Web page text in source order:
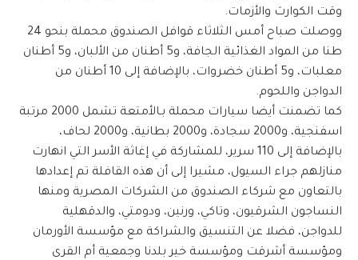
وقت الكوارث والأزمات.
ووصلت صباح أمس الثلاثاء قوافل الصندوق محملة بنحو 24
طنا من المواد الغذائية الجافة، و5 أطنان من الألبان، و5 أطنان
معلبات، و5 أطنان خضروات، بالإضافة إلى 10 أطنان من
الدواجن واللحوم.
كما تضمنت أيضا سيارات محملة بـالأمتعة تشمل 2000 مرتبة
اسفنجية، و2000 سجادة، و2000 بطانية، و2000 لحاف،
بالإضافة إلى 110 سرير، للمشاركة في إغاثة الأسر التي انهارت
منازلهم جراء السيول، مشيرا إلى أن هذه القافلة تم إعدادها
بالتعاون مع شركاء الصندوق من الشركات المصرية ومنها
النساجون الشرقيون، وتاكي، ورنين، ودومتي، والدقهلية
للدواجن، فضلا عن التنسيق والشراكة مع مؤسسة الأورمان
ومؤسسة أشرقت ومؤسسة خير بلدنا وجمعية أم القرى